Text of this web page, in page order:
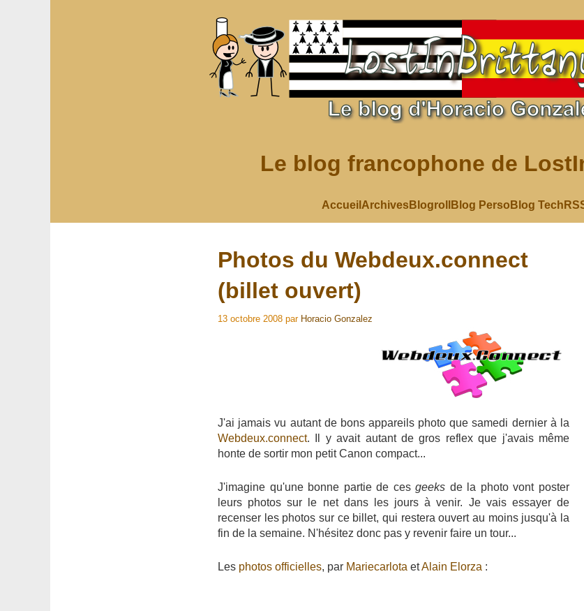
Le blog francophone de
Accueil ArchivesBlogroll Blog Perso Blog Tech
Photos du Webdeux.connect
(billet ouvert)
13 octobre 2008 par Horacio Gonzalez
J'ai jamais vu autant de bons appareils photo que samedi dernier à la
Webdeux.connect. Il y avait autant de gros reflex que j'avais même
honte de sortir mon petit Canon compact...
J'imagine qu'une bonne partie de cesgeeks de la photo vont poster
leurs photos sur le net dans les jours à venir. Je vais essayer de
recenser les photos sur ce billet, qui restera ouvert au moins jusqu'à la
fin de la semaine. N'hésitez donc pas y revenir faire un tour...
Les photos officielles, par Mariecarlota etAlain Elorza :